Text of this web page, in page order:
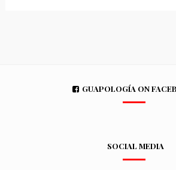
GUAPOLOGÍA ON
SOCIAL MEDIA